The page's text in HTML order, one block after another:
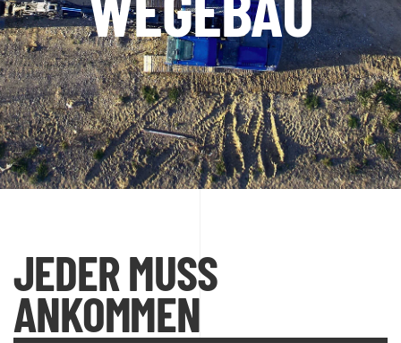
JEDER MUSS
ANKOMMEN